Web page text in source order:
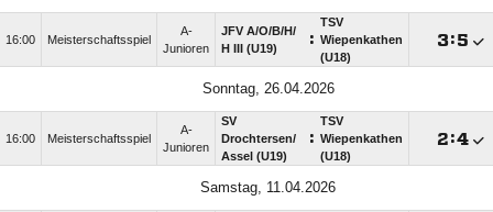
16:00 Meisterschaftsspiel
A-
Junioren
JFV A/​O/​B/​H/​
H III (U19)
:
TSV
Wiepenkathen
(U18)
:
Sonntag, 26.04.2026
16:00 Meisterschaftsspiel
A-
Junioren
SV
Drochtersen/​
Assel (U19)
:
TSV
Wiepenkathen
(U18)
:
Samstag, 11.04.2026